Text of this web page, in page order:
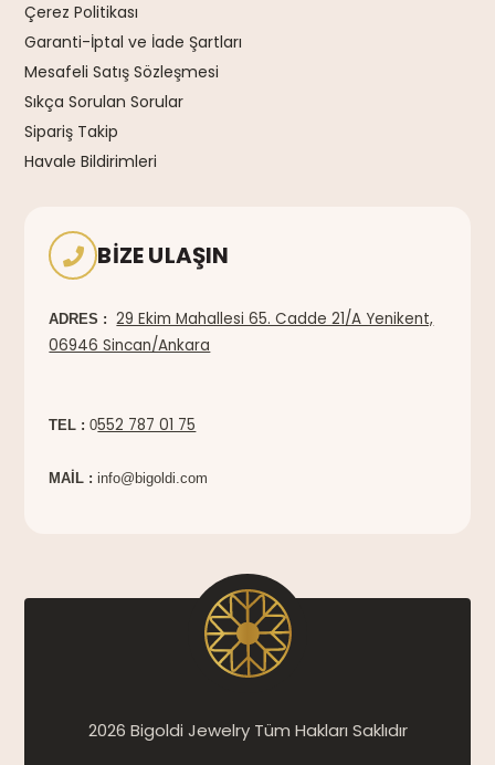
Çerez Politikası
Garanti-İptal ve İade Şartları
Mesafeli Satış Sözleşmesi
Sıkça Sorulan Sorular
Sipariş Takip
Havale Bildirimleri
BIZE ULAŞIN
ADRES :
29 Ekim Mahallesi 65. Cadde 21/A Yenikent,
06946 Sincan/Ankara
TEL : 0552 787 01 75
MAİL :info@bigoldi.com
2026 Bigoldi Jewelry Tüm Hakları Saklıdır